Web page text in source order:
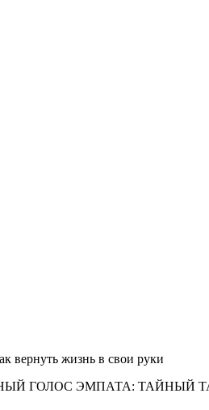
вернуть жизнь в свои руки
ГОЛОС ЭМПАТА: ТАЙНЫЙ